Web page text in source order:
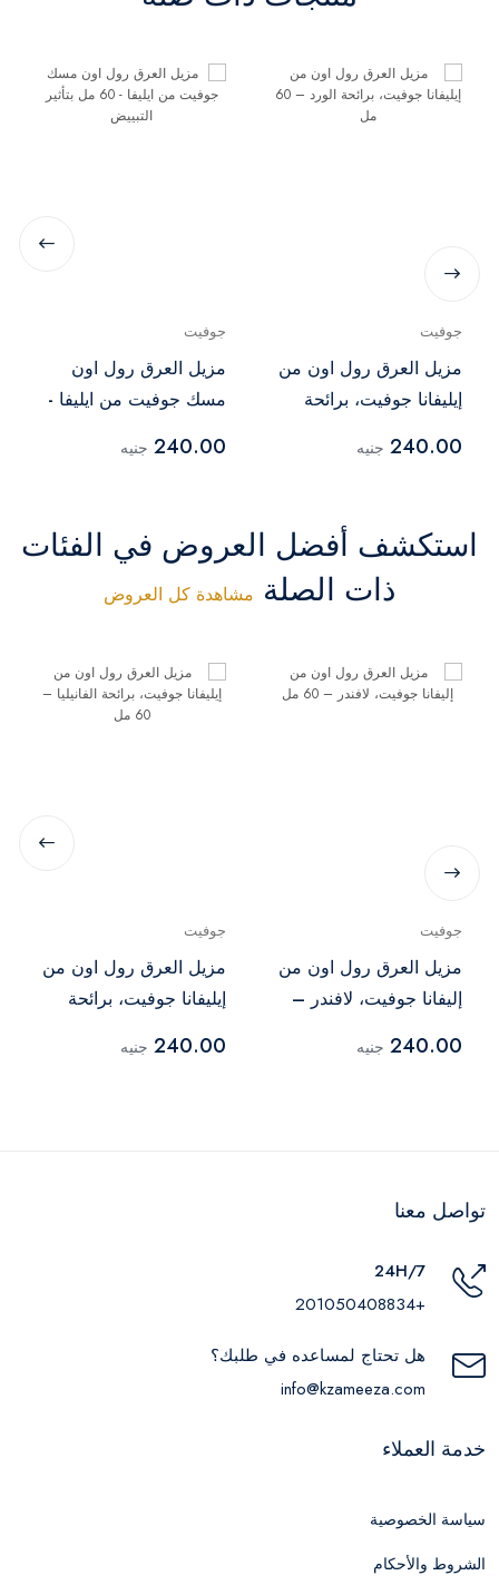
جوفيت
مزيل العرق رول اون من
إيليفانا جوفيت، برائحة
240.00 جنيه
جوفيت
مزيل العرق رول اون
مسك جوفيت من ايليفا -
240.00 جنيه
استكشف أفضل العروض في الفئات
ذات الصلة مشاهدة كل العروض
جوفيت
مزيل العرق رول اون من
إليفانا جوفيت، لافندر –
240.00 جنيه
جوفيت
مزيل العرق رول اون من
إيليفانا جوفيت، برائحة
240.00 جنيه
تواصل معنا
24H/7
+201050408834
هل تحتاج لمساعده في طلبك؟
info@kzameeza.com
خدمة العملاء
سياسة الخصوصية
الشروط والأحكام